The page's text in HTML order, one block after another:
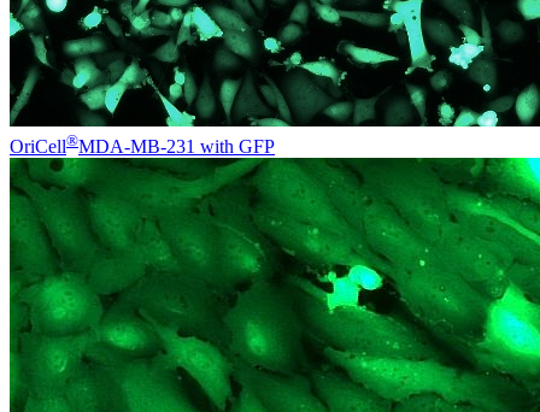
OriCell®MDA-MB-231 with GFP